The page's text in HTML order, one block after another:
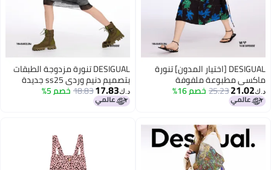
DESIGUAL [اختيار المدون] تنورة
ماكسي مطبوعة ملفوفة
د.ك‏21.02
25.23خصم 16%
DESIGUAL تنورة مزدوجة الطبقات
بتصميم دنيم وردي ss25 جديدة
د.ك‏17.83
18.83خصم 5%